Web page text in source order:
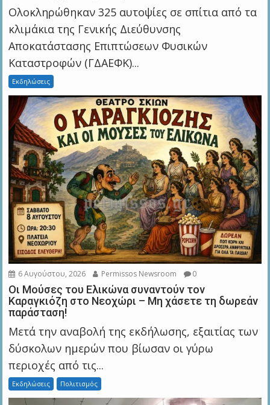
Ολοκληρώθηκαν 325 αυτοψίες σε σπίτια από τα
κλιμάκια της Γενικής Διεύθυνσης
Αποκατάστασης Επιπτώσεων Φυσικών
Καταστροφών (ΓΔΑΕΦΚ)...
Εκδηλώσεις
6 Αυγούστου, 2026 Permissos Newsroom 0
Οι Μούσες του Ελικώνα συναντούν τον
Καραγκιόζη στο Νεοχώρι – Μη χάσετε τη δωρεάν
παράσταση!
Μετά την αναβολή της εκδήλωσης, εξαιτίας των
δύσκολων ημερών που βίωσαν οι γύρω
περιοχές από τις...
Εκδηλώσεις Πολιτισμός